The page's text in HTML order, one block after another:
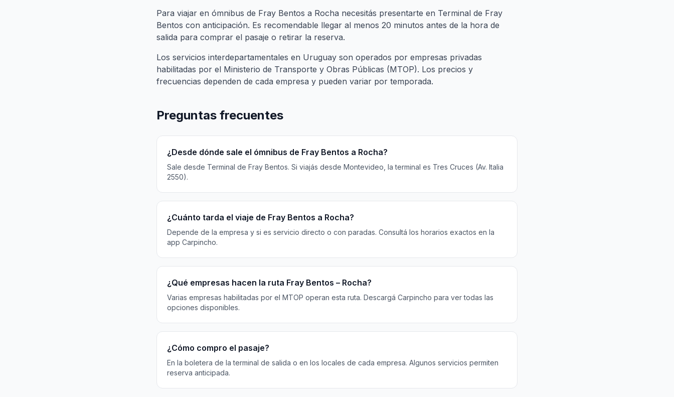
Para viajar en ómnibus de Fray Bentos a Rocha necesitás presentarte en Terminal de Fray
Bentos con anticipación. Es recomendable llegar al menos 20 minutos antes de la hora de
salida para comprar el pasaje o retirar la reserva.
Los servicios interdepartamentales en Uruguay son operados por empresas privadas
habilitadas por el Ministerio de Transporte y Obras Públicas (MTOP). Los precios y
frecuencias dependen de cada empresa y pueden variar por temporada.
Preguntas frecuentes
¿Desde dónde sale el ómnibus de Fray Bentos a Rocha?
Sale desde Terminal de Fray Bentos. Si viajás desde Montevideo, la terminal es Tres Cruces (Av. Italia
2550).
¿Cuánto tarda el viaje de Fray Bentos a Rocha?
Depende de la empresa y si es servicio directo o con paradas. Consultá los horarios exactos en la
app Carpincho.
¿Qué empresas hacen la ruta Fray Bentos – Rocha?
Varias empresas habilitadas por el MTOP operan esta ruta. Descargá Carpincho para ver todas las
opciones disponibles.
¿Cómo compro el pasaje?
En la boletera de la terminal de salida o en los locales de cada empresa. Algunos servicios permiten
reserva anticipada.